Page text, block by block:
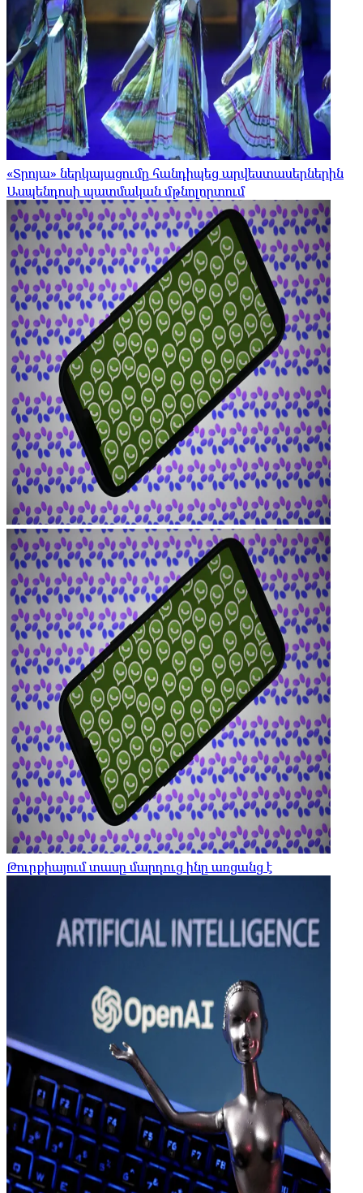
«Տրոյա» ներկայացումը հանդիպեց արվեստասերներին
Ասպենդոսի պատմական մթնոլորտում
Թուրքիայում տասը մարդուց ինը առցանց է